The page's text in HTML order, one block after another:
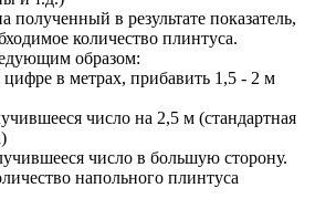
полученный в результате показатель,
количество плинтуса.
образом:
в метрах, прибавить 1,5 - 2 м
число на 2,5 м (стандартная
число в большую сторону.
напольного плинтуса